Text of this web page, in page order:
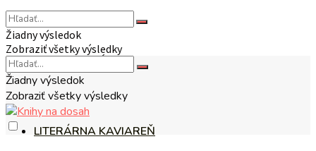
NA TÉMU
LITERÁRNA KAVIAREŇ
Žiadny výsledok
Zobraziť všetky výsledky
Žiadny výsledok
Zobraziť všetky výsledky